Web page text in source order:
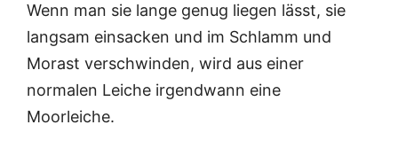
Wenn man sie lange genug liegen lässt, sie
langsam einsacken und im Schlamm und
Morast verschwinden, wird aus einer
normalen Leiche irgendwann eine
Moorleiche.